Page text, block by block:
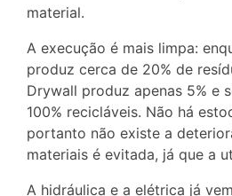
material.
A execução é mais limpa:
produz cerca de 20% de
Drywall produz apenas 5% e
100% recicláveis. Não há
portanto não existe a
materiais é evitada, já que a
A hidráulica e a elétrica já